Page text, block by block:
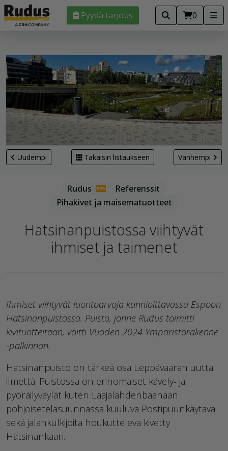
Pyydä tarjous 0
Uudempi Takaisin listaukseen Vanhempi
Referenssit
Pihakivet ja maisematuotteet
Hatsinanpuistossa viihtyvät
ihmiset ja taimenet
Ihmiset viihtyvät luontoarvoja kunnioittavassa Espoon
Hatsinanpuistossa. Puisto, jonne Rudus toimitti
kivituotteitaan, voitti Vuoden 2024 Ympäristörakenne
-palkinnon.
Hatsinanpuisto on tärkeä osa Leppävaaran uutta
ilmettä. Puistossa on erinomaiset kävely- ja
pyöräilyväylät kuten Laajalahdenbaanaan
pohjoiseteläsuunnassa kuuluva Postipuunkäytävä
sekä jalankulkijoita houkutteleva kivetty
Hatsinankaari.